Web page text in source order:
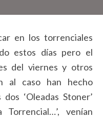
en los torrenciales
estos días pero el
del viernes y otros
al caso han hecho
‘Oleadas Stoner’
venían